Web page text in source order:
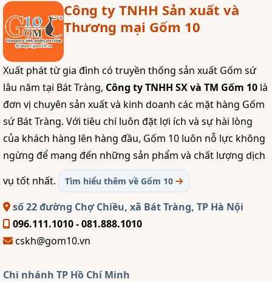
Công ty TNHH Sản xuất và
Thương mại Gốm 10
Xuất phát từ gia đình có truyền thống sản xuất Gốm sứ
lâu năm tại Bát Tràng, Công ty TNHH SX và TM Gốm 10 là
đơn vị chuyên sản xuất và kinh doanh các mặt hàng Gốm
sứ Bát Tràng. Với tiêu chí luôn đặt lợi ích và sự hài lòng
của khách hàng lên hàng đầu, Gốm 10 luôn nỗ lực không
ngừng để mang đến những sản phẩm và chất lượng dịch
vụ tốt nhất.
Tìm hiểu thêm về Gốm 10
số 22 đường Chợ Chiều, xã Bát Tràng, TP Hà Nội
096.111.1010 - 081.888.1010
cskh@gom10.vn
Chi nhánh TP Hồ Chí Minh